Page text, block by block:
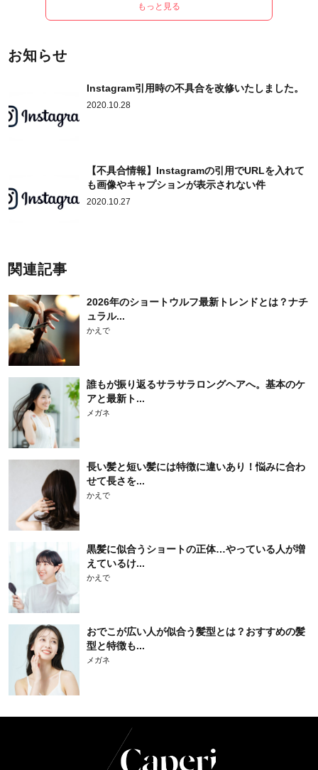
もっと見る
お知らせ
Instagram引用時の不具合を改修いたしました。
2020.10.28
【不具合情報】Instagramの引用でURLを入れて
も画像やキャプションが表示されない件
2020.10.27
関連記事
2026年のショートウルフ最新トレンドとは？ナチ
ュラル...
かえで
誰もが振り返るサラサラロングヘアへ。基本のケ
アと最新ト...
メガネ
長い髪と短い髪には特徴に違いあり！悩みに合わ
せて長さを...
かえで
黒髪に似合うショートの正体…やっている人が増
えているけ...
かえで
おでこが広い人が似合う髪型とは？おすすめの髪
型と特徴も...
メガネ